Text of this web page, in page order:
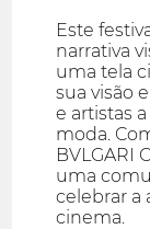
Este
narrativa
uma tela
sua visão
e artistas
moda.
BVLGARI
uma
celebrar a
cinema.